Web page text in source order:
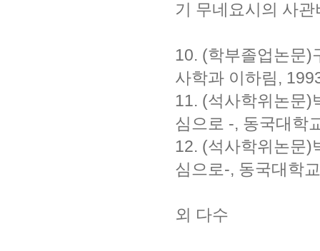
기 무네요시의 사
10. (학부졸업논문)
사학과 이하림,
11. (석사학위논문)
심으로 -, 동국대학
12. (석사학위논문)
심으로-, 동국대학
외 다수